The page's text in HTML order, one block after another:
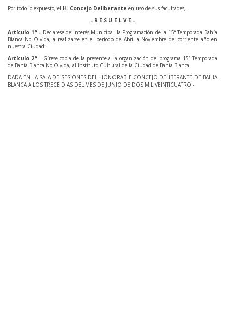
Por todo lo expuesto, el H. Concejo Deliberante en uso de sus facultades,
- R E S U E L V E -
Artículo 1° - Declárese de Interés Municipal la Programación de la 15° Temporada Bahía
Blanca No Olvida, a realizarse en el periodo de Abril a Noviembre del corriente año en
nuestra Ciudad.
Artículo 2°– Gírese copia de la presente a la organización del programa 15° Temporada
de Bahía Blanca No Olvida, al Instituto Cultural de la Ciudad de Bahía Blanca.
DADA EN LA SALA DE SESIONES DEL HONORABLE CONCEJO DELIBERANTE DE BAHIA
BLANCA A LOS TRECE DIAS DEL MES DE JUNIO DE DOS MIL VEINTICUATRO.-